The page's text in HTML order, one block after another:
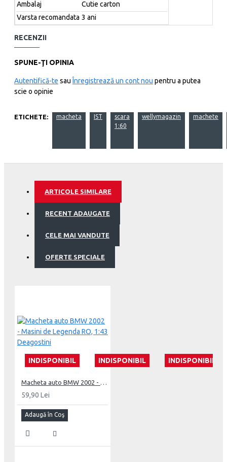
OBS: Se pot comanda maxim 5 bucati/ client!
Nu este destinata copiilor sub 3 ani. Contine piese mici.
Ambalaj
Cutie carton
Varsta recomandata 3 ani
RECENZII
SPUNE-ŢI OPINIA
Autentifică-te sau Înregistrează un cont nou pentru a putea
scie o opinie
ETICHETE: macheta IST
scara
1:60
wellymagazin machete
ARTICOLE SIMILARE
RECENT ADAUGATE
CELE MAI VANDUTE
OFERTE SPECIALE
INDISPONIBIL INDISPONIBIL INDISPONIBIL
59,90 Lei
Adaugă în Coş